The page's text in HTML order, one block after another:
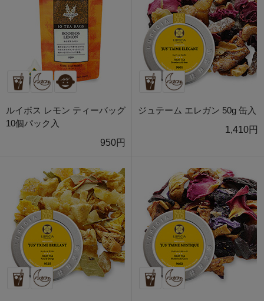
ルイボス レモン ティーバッグ
10個パック入
950円
ジュテーム エレガン 50g 缶入
1,410円